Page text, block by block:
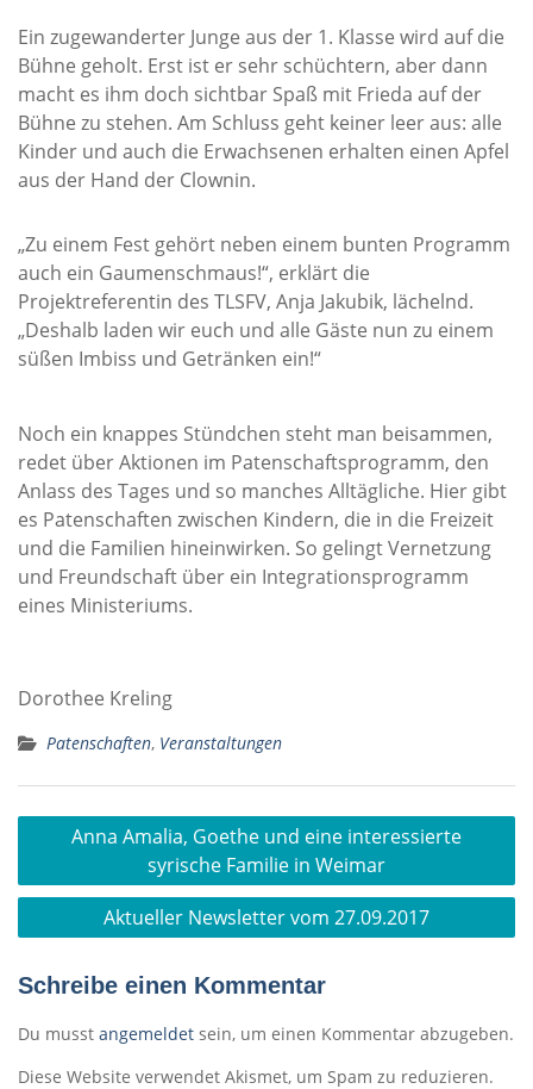
Ein zugewanderter Junge aus der 1. Klasse wird auf die
Bühne geholt. Erst ist er sehr schüchtern, aber dann
macht es ihm doch sichtbar Spaß mit Frieda auf der
Bühne zu stehen. Am Schluss geht keiner leer aus: alle
Kinder und auch die Erwachsenen erhalten einen Apfel
aus der Hand der Clownin.
„Zu einem Fest gehört neben einem bunten Programm
auch ein Gaumenschmaus!“, erklärt die
Projektreferentin des TLSFV, Anja Jakubik, lächelnd.
„Deshalb laden wir euch und alle Gäste nun zu einem
süßen Imbiss und Getränken ein!“
Noch ein knappes Stündchen steht man beisammen,
redet über Aktionen im Patenschaftsprogramm, den
Anlass des Tages und so manches Alltägliche. Hier gibt
es Patenschaften zwischen Kindern, die in die Freizeit
und die Familien hineinwirken. So gelingt Vernetzung
und Freundschaft über ein Integrationsprogramm
eines Ministeriums.
Dorothee Kreling
Patenschaften, Veranstaltungen
Beitragsnavigation
Anna Amalia, Goethe und eine interessierte
syrische Familie in Weimar
Aktueller Newsletter vom 27.09.2017
Schreibe einen Kommentar
Du musst angemeldet sein, um einen Kommentar abzugeben.
Diese Website verwendet Akismet, um Spam zu reduzieren.